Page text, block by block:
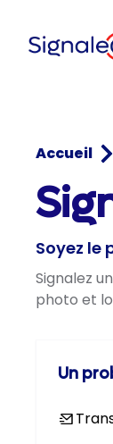
Accueil
Soyez le
Signalez
photo et
Un